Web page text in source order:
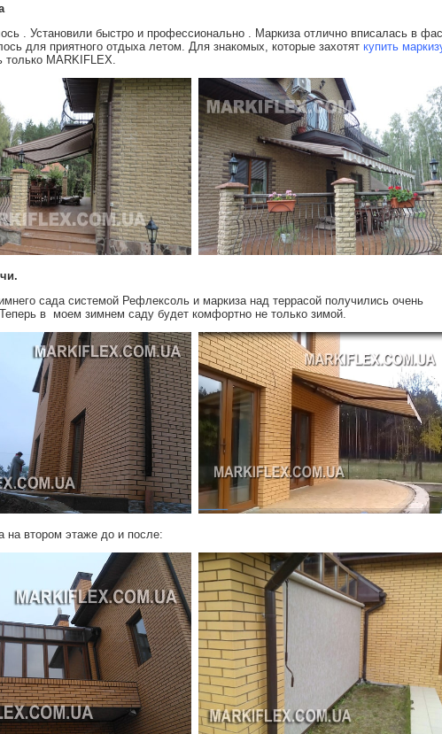
. Установили быстро и профессионально . Маркиза отлично вписалась в
для приятного отдыха летом. Для знакомых, которые захотят купить
MARKIFLEX.
сада системой Рефлексоль и маркиза над террасой получились очень
в моем зимнем саду будет комфортно не только зимой.
на втором этаже до и после: